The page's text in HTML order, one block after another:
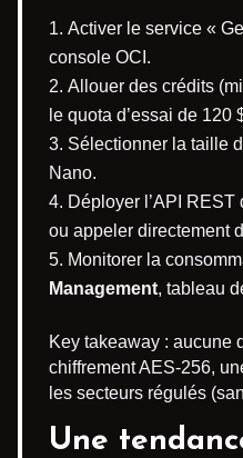
Activer le service «
console OCI.
Allouer des crédits
le quota d’essai de 120
Sélectionner la taille
Nano.
Déployer l’API REST
ou appeler directement
Monitorer la
Management, tableau
Key takeaway : aucune
chiffrement AES-256,
les secteurs régulés
Une